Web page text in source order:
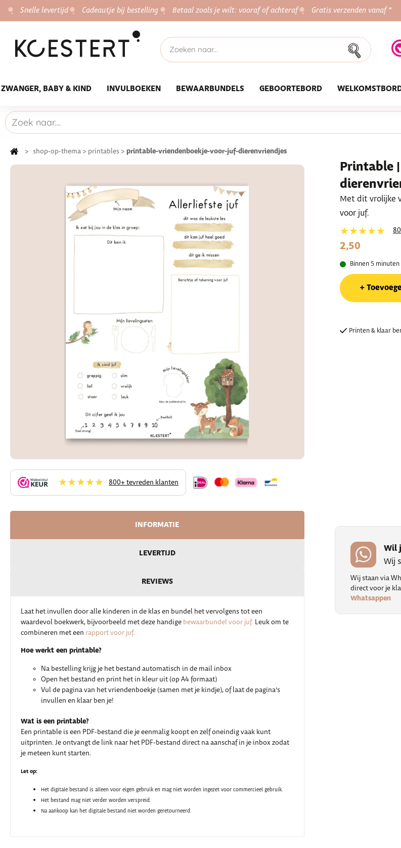
Snelle levertijd Cadeautje bij bestelling Betaal zoals je wilt: vooraf of achteraf Gratis verzenden vanaf *
ZWANGER, BABY & KIND INVULBOEKEN BEWAARBUNDELS GEBOORTEBORD
> shop-op-thema > printables > printable-vriendenboekje-voor-juf-dierenvriendjes
★★★★★ 800+ tevreden klanten
Printable
Met dit vrolijke
voor juf.
★★★★★
2,50
Binnen 5
Printen & klaar
INFORMATIE
LEVERTIJD
REVIEWS
Laat het invullen door alle kinderen in de klas en bundel het vervolgens tot een
waardevol boekwerk, bijvoorbeeld met deze handige bewaarbundel voor juf. Leuk om te
combineren met een rapport voor juf.
Hoe werkt een printable?
Na bestelling krijg je het bestand automatisch in de mail inbox
Open het bestand en print het in kleur uit (op A4 formaat)
Vul de pagina van het vriendenboekje (samen met je kindje), of laat de pagina’s
invullen en klaar ben je!
Wat is een printable?
Een printable is een PDF-bestand die je eenmalig koopt en zelf oneindig vaak kunt
uitprinten. Je ontvangt de link naar het PDF-bestand direct na aanschaf in je inbox zodat
je meteen kunt starten.
Let op:
Het digitale bestand is alleen voor eigen gebruik en mag niet worden ingezet voor commercieel gebruik.
Het bestand mag niet verder worden verspreid.
Na aankoop kan het digitale bestand niet worden geretourneerd.
Wil
Wij
Wij staan via
direct voor je
Whatsappen